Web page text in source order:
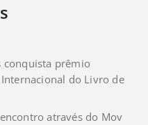
conquista prêmio
do Livro de
através do Mov